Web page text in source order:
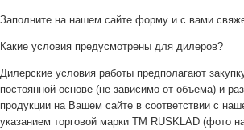
Заполните на нашем сайте форму и с вами
Какие условия предусмотрены для дилеров?
Дилерские условия работы предполагают
постоянной основе (не зависимо от объема) и
продукции на Вашем сайте в соответствии с
указанием торговой марки ТМ RUSKLAD (фото